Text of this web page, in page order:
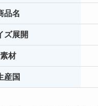
品名
ズ展開
素材
産国